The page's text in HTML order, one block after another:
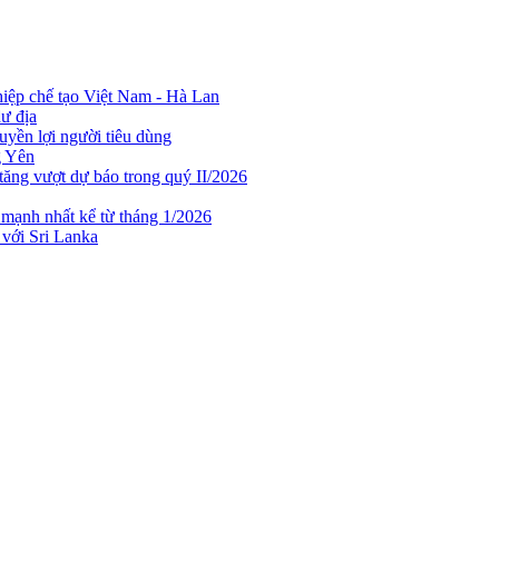
chế tạo Việt Nam - Hà Lan
địa
lợi người tiêu dùng
Yên
vượt dự báo trong quý II/2026
nhất kể từ tháng 1/2026
Sri Lanka